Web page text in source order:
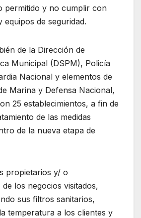
permitido y no cumplir con
de seguridad.
de la Dirección de
Municipal (DSPM), Policía
Nacional y elementos de
Marina y Defensa Nacional,
25 establecimientos, a fin de
de las medidas
de la nueva etapa de
propietarios y/ o
los negocios visitados,
sus filtros sanitarios,
temperatura a los clientes y